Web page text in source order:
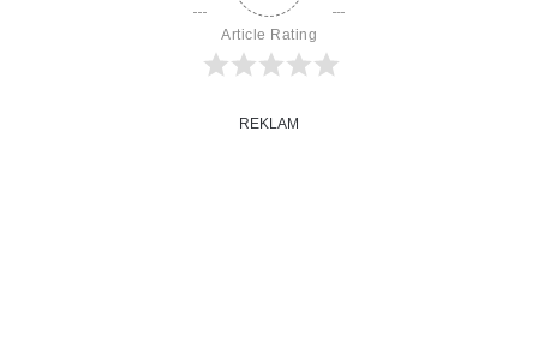
Article Rating
REKLAM